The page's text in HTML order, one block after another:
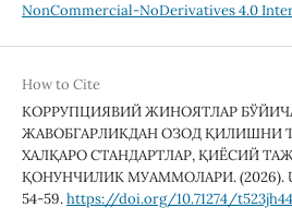
NonCommercial-NoDerivatives 4.0
How to Cite
КОРРУПЦИЯВИЙ ЖИНОЯТЛАР
ЖАВОБГАРЛИКДАН ОЗОД ҚИЛИШНИ
ХАЛҚАРО СТАНДАРТЛАР, ҚИЁСИЙ
ҚОНУНЧИЛИК МУАММОЛАРИ. (2026).
54-59.https://doi.org/10.71274/t523jh44